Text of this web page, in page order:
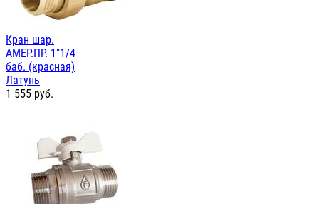
Кран шар.
АМЕР.ПР. 1"1/4
баб. (красная)
Латунь
1 555 руб.